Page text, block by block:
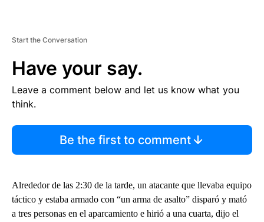
Start the Conversation
Have your say.
Leave a comment below and let us know what you
think.
Be the first to comment
Alrededor de las 2:30 de la tarde, un atacante que llevaba equipo
táctico y estaba armado con “un arma de asalto” disparó y mató
a tres personas en el aparcamiento e hirió a una cuarta, dijo el